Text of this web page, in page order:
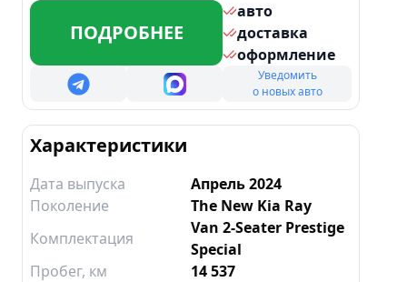
ПОДРОБНЕЕ
авто
доставка
оформление
Уведомить
о новых авто
Характеристики
Дата выпуска
Апрель 2024
Поколение
The New Kia Ray
Комплектация
Van 2-Seater Prestige
Special
Пробег, км
14 537